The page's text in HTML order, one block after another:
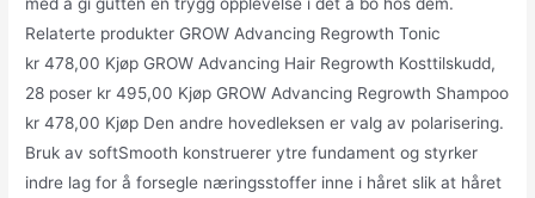
med å gi gutten en trygg opplevelse i det å bo hos dem.
Relaterte produkter GROW Advancing Regrowth Tonic
kr 478,00 Kjøp GROW Advancing Hair Regrowth Kosttilskudd,
28 poser kr 495,00 Kjøp GROW Advancing Regrowth Shampoo
kr 478,00 Kjøp Den andre hovedleksen er valg av polarisering.
Bruk av softSmooth konstruerer ytre fundament og styrker
indre lag for å forsegle næringsstoffer inne i håret slik at håret